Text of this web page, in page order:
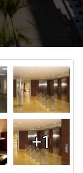
+1